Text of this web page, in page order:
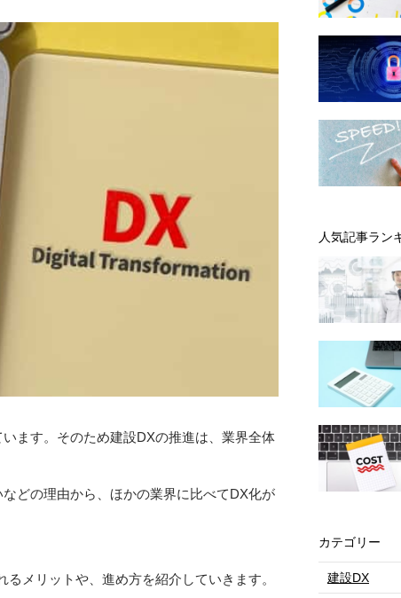
ます。そのため建設DXの推進は、業界全体
どの理由から、ほかの業界に比べてDX化が
メリットや、進め方を紹介していきます。
人気記事ラン
カテゴリー
建設DX